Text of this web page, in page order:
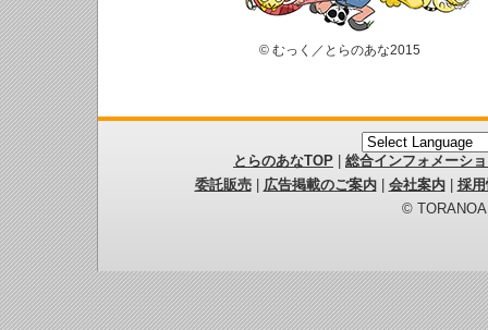
© むっく／とらのあな2015
とらのあなTOP
総合インフォメーシ
委託販売| 広告掲載のご案内| 会社案内| 採
©